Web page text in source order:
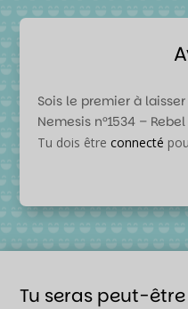
Sois le premier à
Nemesis n°1534 –
Tu dois être connecté
Tu seras peut-